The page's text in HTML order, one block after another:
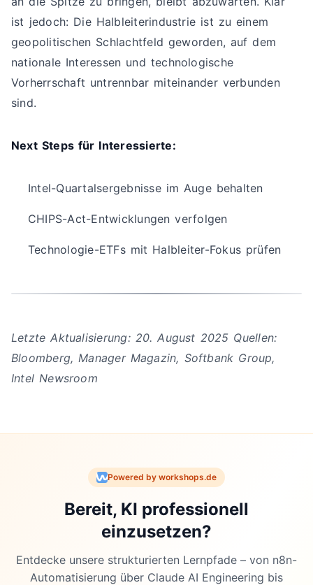
ist jedoch: Die Halbleiterindustrie ist zu einem
geopolitischen Schlachtfeld geworden, auf dem
nationale Interessen und technologische
Vorherrschaft untrennbar miteinander verbunden
sind.
Next Steps für Interessierte:
Intel-Quartalsergebnisse im Auge behalten
CHIPS-Act-Entwicklungen verfolgen
Technologie-ETFs mit Halbleiter-Fokus prüfen
Letzte Aktualisierung: 20. August 2025 Quellen:
Bloomberg, Manager Magazin, Softbank Group,
Intel Newsroom
Powered by workshops.de
Bereit, KI professionell
einzusetzen?
Entdecke unsere strukturierten Lernpfade – von n8n-
Automatisierung über Claude AI Engineering bis